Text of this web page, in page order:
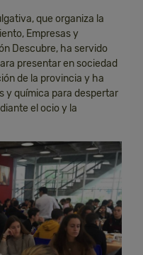
que organiza la
Empresas y
Descubre, ha servido
presentar en sociedad
de la provincia y ha
y química para despertar
el ocio y la